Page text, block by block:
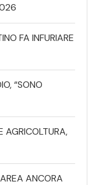
FA INFURIARE
“SONO
AGRICOLTURA,
ANCORA